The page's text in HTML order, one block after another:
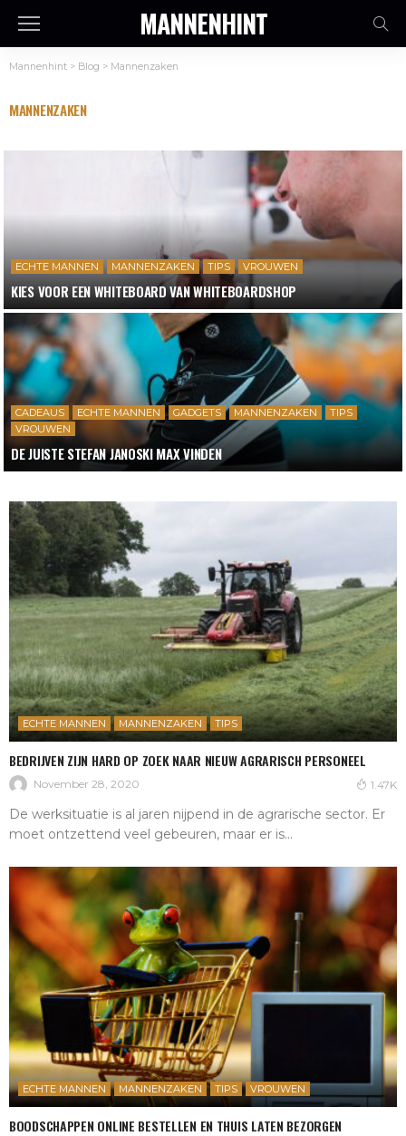
MANNENHINT
Mannenhint > Blog > Mannenzaken
MANNENZAKEN
ECHTE MANNEN MANNENZAKEN TIPS VROUWEN
KIES VOOR EEN WHITEBOARD VAN WHITEBOARDSHOP
CADEAUS ECHTE MANNEN GADGETS MANNENZAKEN
TIPS
VROUWEN
DE JUISTE STEFAN JANOSKI MAX VINDEN
ECHTE MANNEN MANNENZAKEN TIPS
BEDRIJVEN ZIJN HARD OP ZOEK NAAR NIEUW AGRARISCH PERSONEEL
November 28, 2020 1.47K
De werksituatie is al jaren nijpend in de agrarische sector. Er
moet ontzettend veel gebeuren, maar er is...
ECHTE MANNEN MANNENZAKEN TIPS VROUWEN
BOODSCHAPPEN ONLINE BESTELLEN EN THUIS LATEN BEZORGEN